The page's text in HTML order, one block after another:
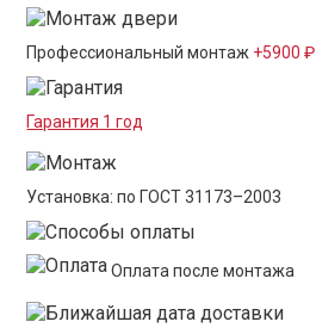
Профессиональный монтаж +5900 ₽
Гарантия 1 год
Установка: по ГОСТ 31173–2003
Оплата после монтажа